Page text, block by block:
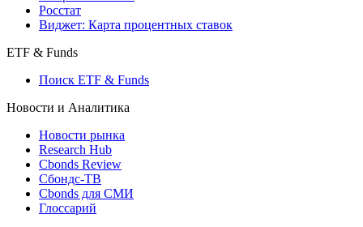
Росстат
Виджет: Карта процентных ставок
ETF & Funds
Поиск ETF & Funds
Новости и Аналитика
Новости рынка
Research Hub
Cbonds Review
Сбондс-ТВ
Cbonds для СМИ
Глоссарий